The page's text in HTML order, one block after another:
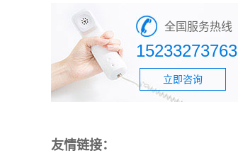
全国服务热线
15233273763
立即咨询
友情链接：